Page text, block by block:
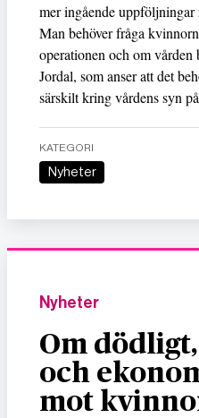
mer ingående
Man behöver fråga
operationen och om
Jordal, som anser att det
särskilt kring vårdens syn
KATEGORI
Nyheter
Nyheter
Om
och
mot